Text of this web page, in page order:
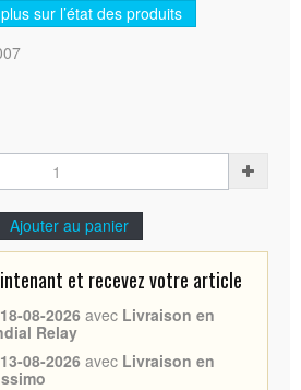
sur l’état des produits
Ajouter au panier
et recevez votre article
18-08-2026 avec Livraison en
Relay
13-08-2026 avec Livraison en